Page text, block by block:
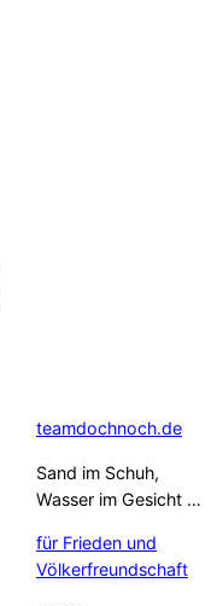
teamdochnoch.de
Sand im Schuh,
Wasser im Gesicht …
für Frieden und
Völkerfreundschaft